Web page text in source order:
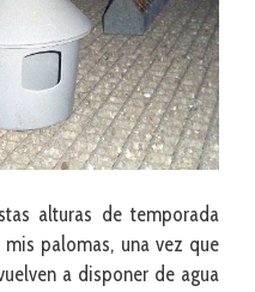
alturas de temporada
palomas, una vez que
a disponer de agua